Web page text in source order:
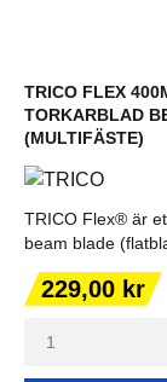
TRICO FLEX
TORKARBLAD
(MULTIFÄSTE)
TRICO Flex® är
beam blade
Pris
229,00 kr